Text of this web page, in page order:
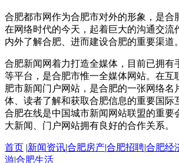
合肥都市网作为合肥市对外的形象，是合
在网络时代的今天，起着巨大的沟通交流
内外了解合肥、进而建设合肥的重要渠道。
合肥新闻网着力打造全媒体，目前已拥有
等平台，是合肥市惟一全媒体网站。在互
肥市新闻门户网站，是合肥的一张网络名
体、读者了解和获取合肥信息的重要国际
合肥在线是中国城市新闻网站联盟的重要
大新闻、门户网站拥有良好的合作关系。
首页 |新闻资讯|合肥房产|合肥招聘|合肥经
游|合肥生活